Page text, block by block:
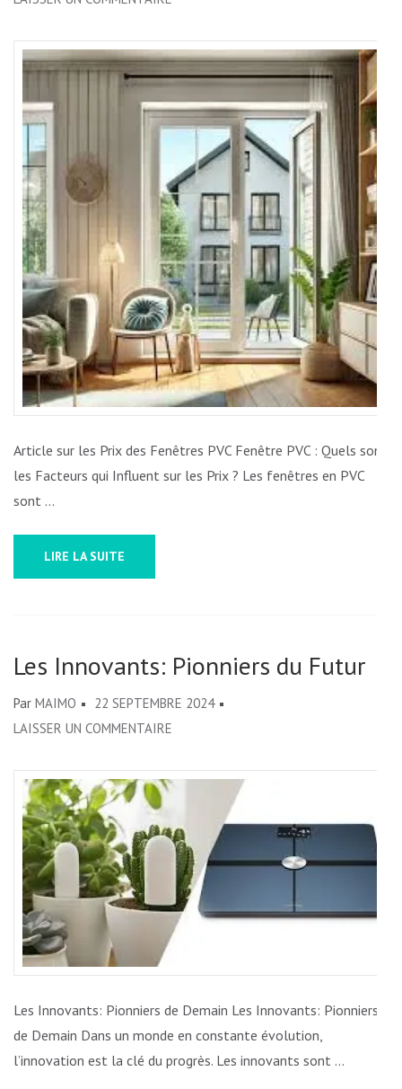
FACTEURS
QUI
INFLUENT
SUR
PRIX
DES
FENÊTRES
EN
PVC
Article sur les Prix des Fenêtres PVC Fenêtre PVC : Quels sont
les Facteurs qui Influent sur les Prix ? Les fenêtres en PVC
sont …
LIRE LA SUITE
Les Innovants: Pionniers du Futur
Par MAIMO
22 SEPTEMBRE 2024
LAISSER UN COMMENTAIRE
INNOVANTS:
PIONNIERS
DU
FUTUR
Les Innovants: Pionniers de Demain Les Innovants: Pionniers
de Demain Dans un monde en constante évolution,
l’innovation est la clé du progrès. Les innovants sont …